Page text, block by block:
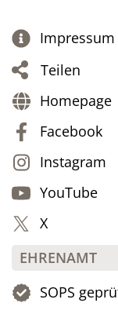
Teilen
Homepage
Facebook
Instagram
YouTube
X
EHRENAMT
SOPS